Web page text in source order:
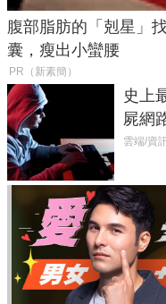
腹部脂肪的「剋星」
囊，瘦出小蠻腰
PR（新素簡）
史上
屍網
癱瘓
雲端/資